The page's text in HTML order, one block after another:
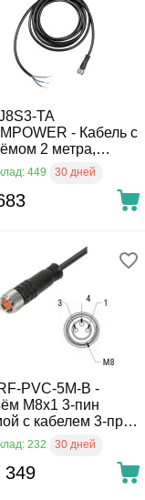
TA
- Кабель с
2 метра,
M8 прямой, 3-pin
449 30 дней
PVC-5M-B -
M8x1 3-пин
с кабелем 3-пров.
232 30 дней
349